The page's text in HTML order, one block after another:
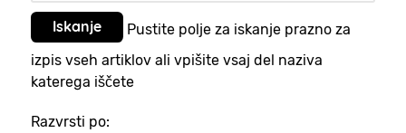
Pustite polje za iskanje prazno za
izpis vseh artiklov ali vpišite vsaj del naziva
katerega iščete
Razvrsti po: